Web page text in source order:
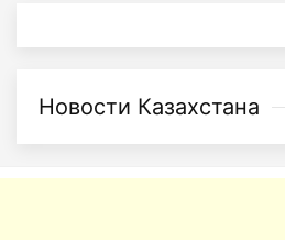
Новости Казахстана